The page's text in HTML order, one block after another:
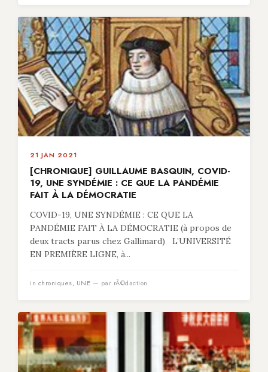
21 JAN 2021
[CHRONIQUE] GUILLAUME BASQUIN, COVID-
19, UNE SYNDÉMIE : CE QUE LA PANDÉMIE
FAIT À LA DÉMOCRATIE
COVID-19, UNE SYNDÉMIE : CE QUE LA
PANDÉMIE FAIT À LA DÉMOCRATIE (à propos de
deux tracts parus chez Gallimard) L’UNIVERSITÉ
EN PREMIÈRE LIGNE, à...
in chroniques, UNE — par rÃ©daction